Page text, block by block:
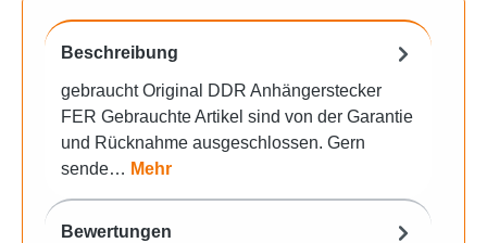
Beschreibung
gebraucht Original DDR Anhängerstecker
FER Gebrauchte Artikel sind von der Garantie
und Rücknahme ausgeschlossen. Gern
sende… Mehr
Bewertungen